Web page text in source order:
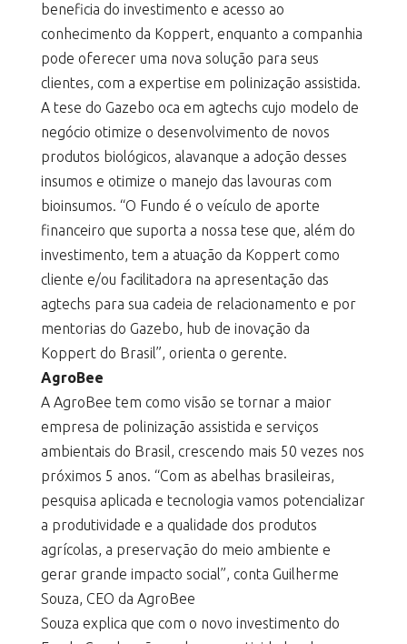
beneficia do investimento e acesso ao
conhecimento da Koppert, enquanto a companhia
pode oferecer uma nova solução para seus
clientes, com a expertise em polinização assistida.
A tese do Gazebo oca em agtechs cujo modelo de
negócio otimize o desenvolvimento de novos
produtos biológicos, alavanque a adoção desses
insumos e otimize o manejo das lavouras com
bioinsumos. “O Fundo é o veículo de aporte
financeiro que suporta a nossa tese que, além do
investimento, tem a atuação da Koppert como
cliente e/ou facilitadora na apresentação das
agtechs para sua cadeia de relacionamento e por
mentorias do Gazebo, hub de inovação da
Koppert do Brasil”, orienta o gerente.
AgroBee
A AgroBee tem como visão se tornar a maior
empresa de polinização assistida e serviços
ambientais do Brasil, crescendo mais 50 vezes nos
próximos 5 anos. “Com as abelhas brasileiras,
pesquisa aplicada e tecnologia vamos potencializar
a produtividade e a qualidade dos produtos
agrícolas, a preservação do meio ambiente e
gerar grande impacto social”, conta Guilherme
Souza, CEO da AgroBee
Souza explica que com o novo investimento do